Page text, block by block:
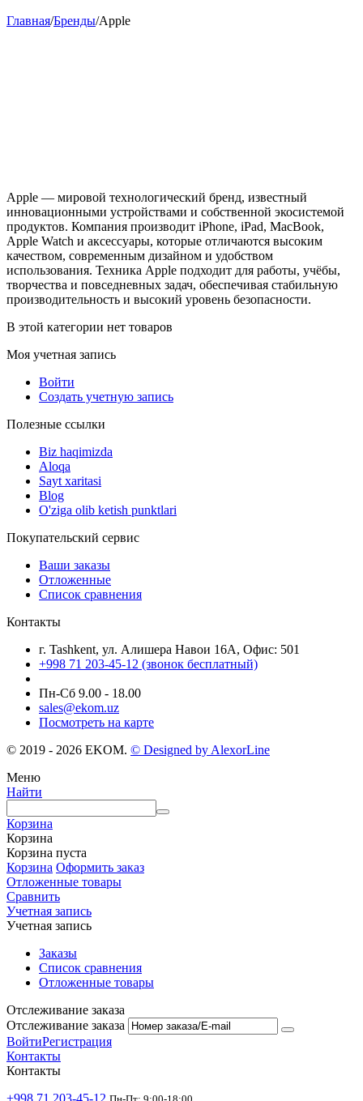
Главная/Бренды/Apple
Apple — мировой технологический бренд, известный
инновационными устройствами и собственной экосистемой
продуктов. Компания производит iPhone, iPad, MacBook,
Apple Watch и аксессуары, которые отличаются высоким
качеством, современным дизайном и удобством
использования. Техника Apple подходит для работы, учёбы,
творчества и повседневных задач, обеспечивая стабильную
производительность и высокий уровень безопасности.
В этой категории нет товаров
Моя учетная запись
Войти
Создать учетную запись
Полезные ссылки
Biz haqimizda
Aloqa
Sayt xaritasi
Blog
O'ziga olib ketish punktlari
Покупательский сервис
Ваши заказы
Отложенные
Список сравнения
Контакты
г. Tashkent, ул. Алишера Навои 16А, Офис: 501
+998 71 203-45-12 (звонок бесплатный)
Пн-Cб 9.00 - 18.00
sales@ekom.uz
Посмотреть на карте
© 2019 - 2026 EKOM. © Designed by AlexorLine
Меню
Найти
Корзина
Корзина
Корзина пуста
Корзина Оформить заказ
Отложенные товары
Сравнить
Учетная запись
Учетная запись
Заказы
Список сравнения
Отложенные товары
Отслеживание заказа
Отслеживание заказа
ВойтиРегистрация
Контакты
Контакты
+998 71 203-45-12